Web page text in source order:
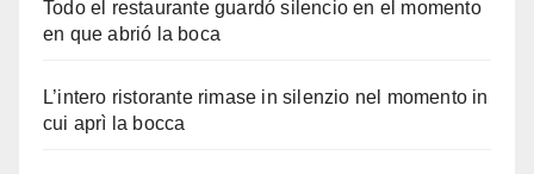
Todo el restaurante guardó silencio en el momento
en que abrió la boca
L’intero ristorante rimase in silenzio nel momento in
cui aprì la bocca